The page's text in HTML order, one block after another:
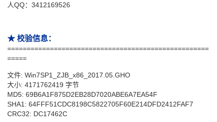
人QQ：3412169526
★ 校验信息：
====================================================
=====
文件: Win7SP1_ZJB_x86_2017.05.GHO
大小: 4171762419 字节
MD5: 69B6A1F875D2EB28D7020ABE6A7EA54F
SHA1: 64FFF51CDC8198C5822705F60E214DFD2412FAF7
CRC32: DC17462C